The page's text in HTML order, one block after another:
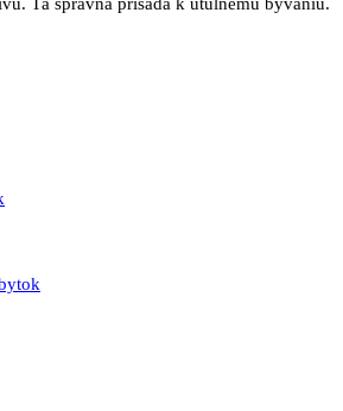
Tá správna prísada k útulnému bývaniu.